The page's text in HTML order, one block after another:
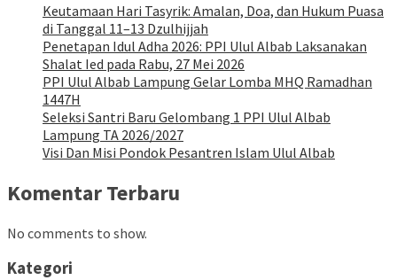
Keutamaan Hari Tasyrik: Amalan, Doa, dan Hukum Puasa
di Tanggal 11–13 Dzulhijjah
Penetapan Idul Adha 2026: PPI Ulul Albab Laksanakan
Shalat Ied pada Rabu, 27 Mei 2026
PPI Ulul Albab Lampung Gelar Lomba MHQ Ramadhan
1447H
Seleksi Santri Baru Gelombang 1 PPI Ulul Albab
Lampung TA 2026/2027
Visi Dan Misi Pondok Pesantren Islam Ulul Albab
Komentar Terbaru
No comments to show.
Kategori